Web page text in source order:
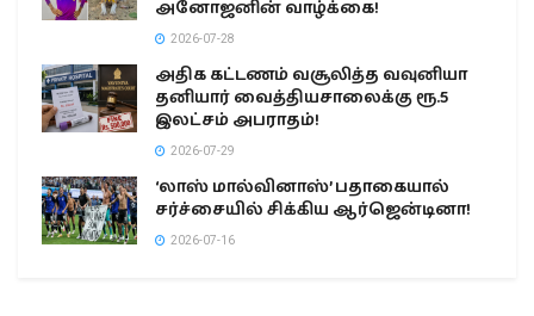
அனோஜனின் வாழ்க்கை!
2026-07-28
அதிக கட்டணம் வசூலித்த வவுனியா
தனியார் வைத்தியசாலைக்கு ரூ.5
இலட்சம் அபராதம்!
2026-07-29
‘லாஸ் மால்வினாஸ்’ பதாகையால்
சர்ச்சையில் சிக்கிய ஆர்ஜென்டினா!
2026-07-16